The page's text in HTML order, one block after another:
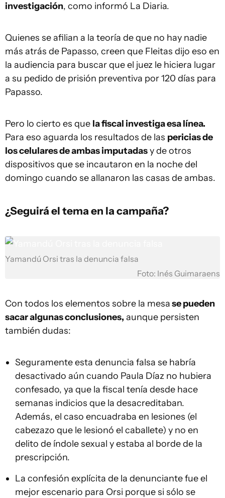
investigación, como informó La Diaria.
Quienes se afilian a la teoría de que no hay nadie
más atrás de Papasso, creen que Fleitas dijo eso en
la audiencia para buscar que el juez le hiciera lugar
a su pedido de prisión preventiva por 120 días para
Papasso.
Pero lo cierto es que la fiscal investiga esa línea.
Para eso aguarda los resultados de las pericias de
los celulares de ambas imputadasy de otros
dispositivos que se incautaron en la noche del
domingo cuando se allanaron las casas de ambas.
¿Seguirá el tema en la campaña?
Yamandú Orsi tras la denuncia falsa
Foto: Inés Guimaraens
Con todos los elementos sobre la mesase pueden
sacar algunas conclusiones, aunque persisten
también dudas:
Seguramente esta denuncia falsa se habría
desactivado aún cuando Paula Díaz no hubiera
confesado, ya que la fiscal tenía desde hace
semanas indicios que la desacreditaban.
Además, el caso encuadraba en lesiones (el
cabezazo que le lesionó el caballete) y no en
delito de índole sexual y estaba al borde de la
prescripción.
La confesión explícita de la denunciante fue el
mejor escenario para Orsi porque si sólo se